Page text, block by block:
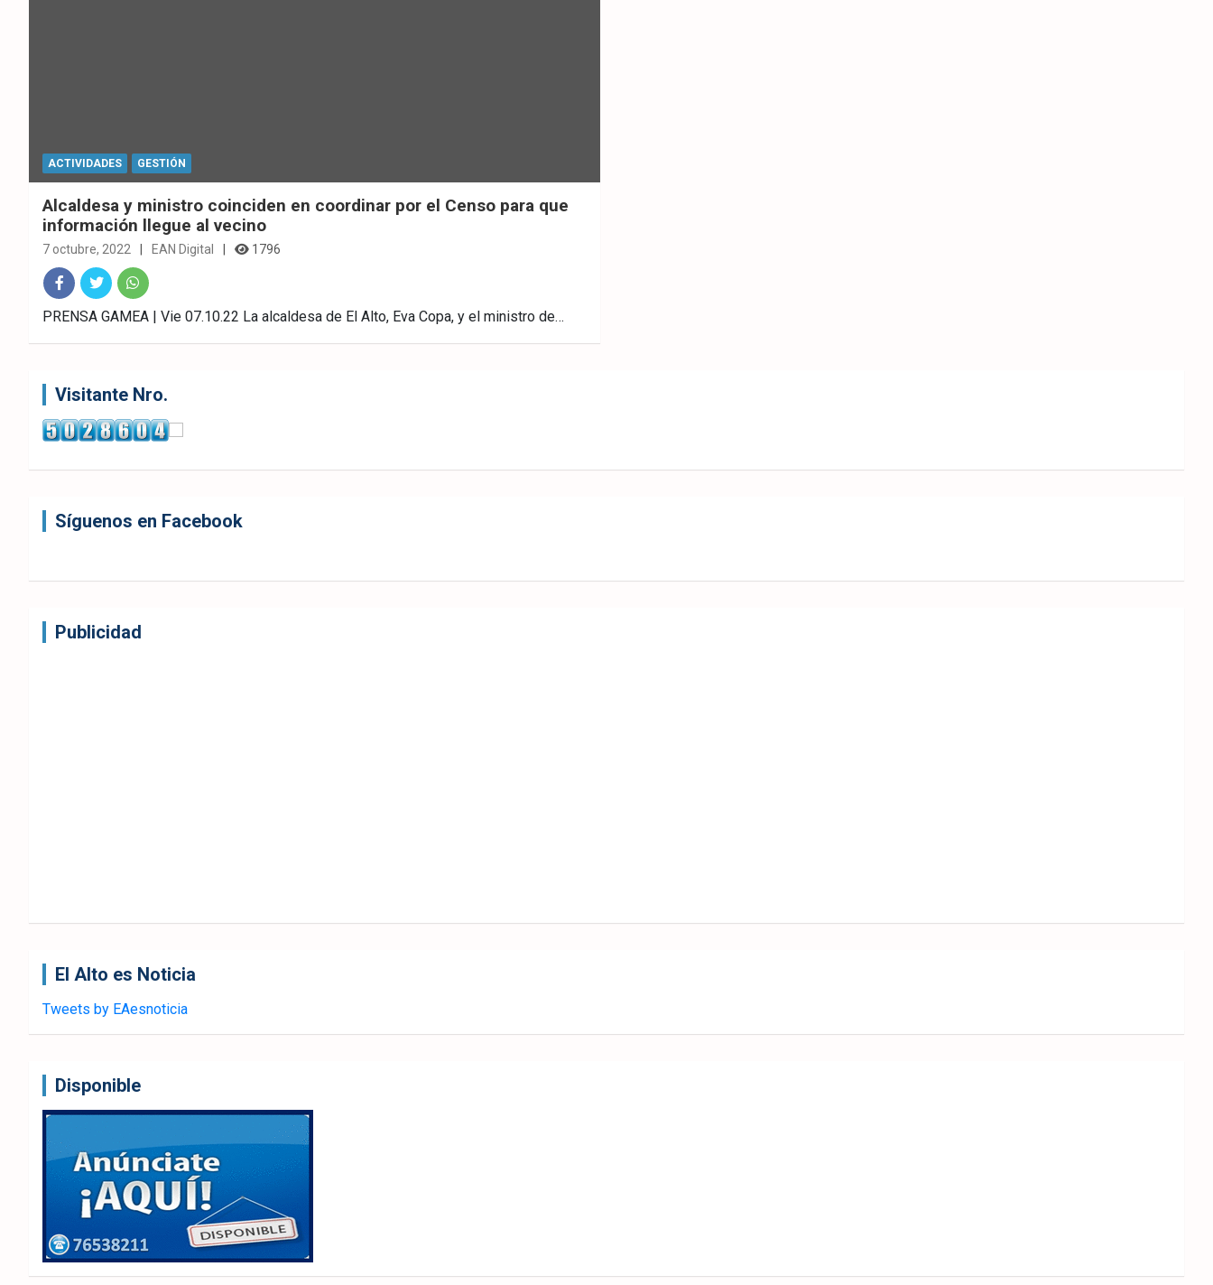
ACTIVIDADES GESTIÓN
Alcaldesa y ministro coinciden en coordinar por el Censo para que
información llegue al vecino
7 octubre, 2022 EAN Digital 1796
Fac
ebo
Twitt
er
What
sAp
PRENSA GAMEA | Vie 07.10.22 La alcaldesa de El Alto, Eva Copa, y el ministro de…
Visitante Nro.
Síguenos en Facebook
Publicidad
El Alto es Noticia
Tweets by EAesnoticia
Disponible